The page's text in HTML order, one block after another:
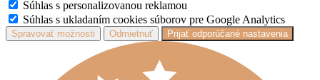
Súhlas s personalizovanou reklamou
Súhlas s ukladaním cookies súborov pre Google Analytics
Spravovať možnosti Odmietnuť Prijať odporúčané nastavenia